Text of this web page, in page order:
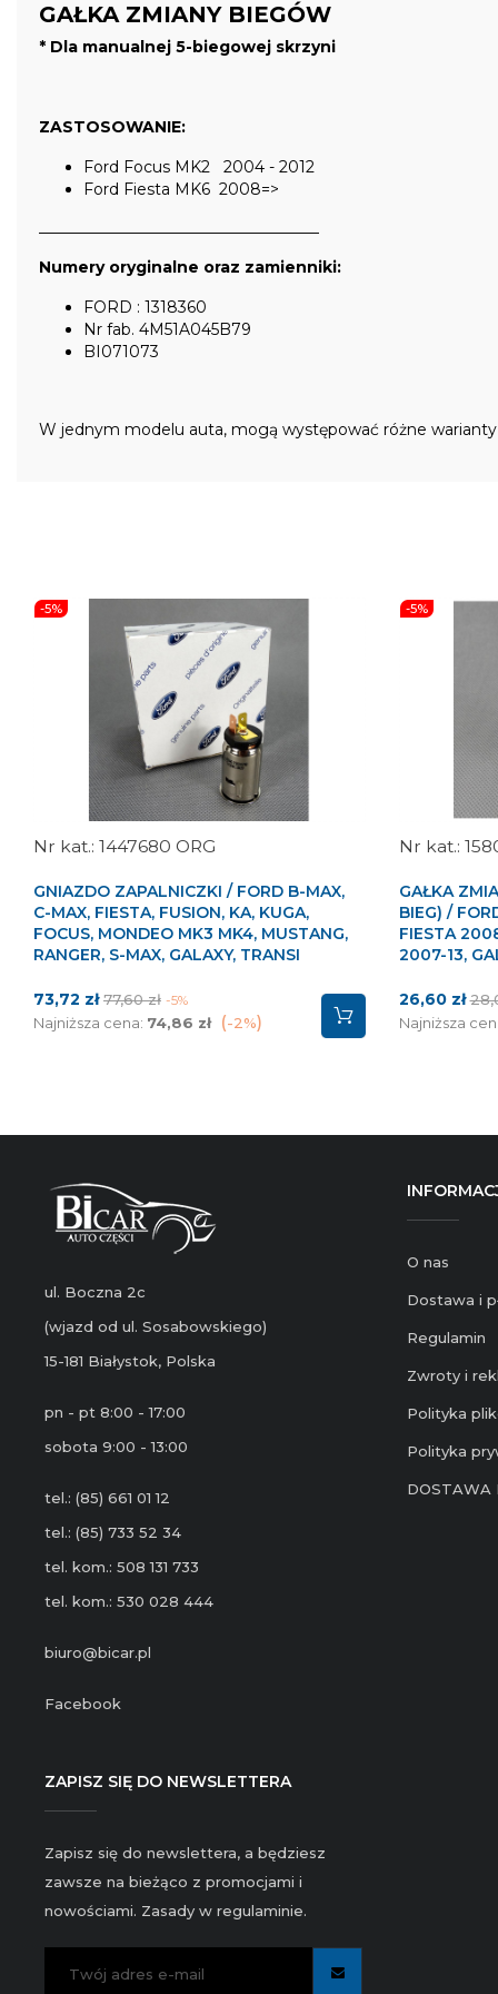
GAŁKA ZMIANY BIEGÓW
* Dla manualnej 5-biegowej skrzyni
ZASTOSOWANIE:
Ford Focus MK2 2004 - 2012
Ford Fiesta MK6 2008=>
Numery oryginalne oraz zamienniki:
FORD : 1318360
Nr fab. 4M51A045B79
BI071073
W jednym modelu auta, mogą występować różne
-5%
1447680 ORG
GNIAZDO ZAPALNICZKI / FORD B-MAX,
C-MAX, FIESTA, FUSION, KA, KUGA,
FOCUS, MONDEO MK3 MK4, MUSTANG,
RANGER, S-MAX, GALAXY, TRANSI
Cena
73,72 zł Cena
podstawowa
77,60 zł -5%
Najniższa cena: 74,86 zł -2%
-5%
GAŁKA
BIEG) /
FIESTA
2007-13,
Cena
26,60 zł
Najniższa
ul. Boczna 2c
(wjazd od ul. Sosabowskiego)
15-181 Białystok, Polska
pn - pt 8:00 - 17:00
sobota 9:00 - 13:00
tel.: (85) 661 01 12
tel.: (85) 733 52 34
tel. kom.: 508 131 733
tel. kom.: 530 028 444
biuro@bicar.pl
Facebook
O nas
Dostawa i
Regulamin
Zwroty i
Polityka
Polityka
DOSTAWA
ZAPISZ SIĘ DO NEWSLETTERA
Zapisz się do newslettera, a będziesz
zawsze na bieżąco z promocjami i
nowościami. Zasady w regulaminie.